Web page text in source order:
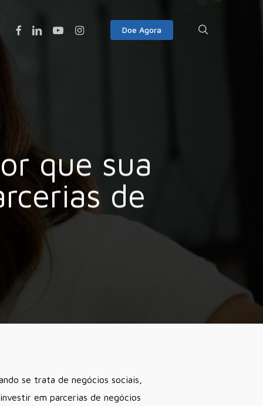
Doe Agora
FacebookLinkedinYoutubeInstagram
que sua
de
se trata de negócios sociais,
em parcerias de negócios